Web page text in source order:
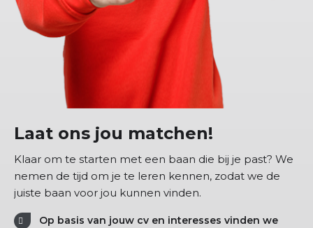
Laat ons jou matchen!
Klaar om te starten met een baan die bij je past? We
nemen de tijd om je te leren kennen, zodat we de
juiste baan voor jou kunnen vinden.
Op basis van jouw cv en interesses vinden we